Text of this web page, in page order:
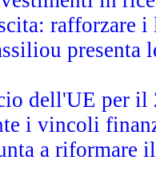
rafforzare
dell'UE per il
i vincoli
a riformare